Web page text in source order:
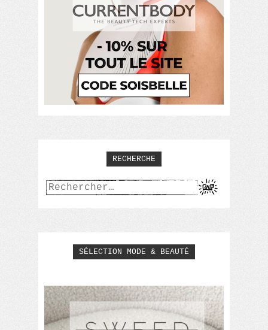
RECHERCHE
Rechercher :
SÉLECTION MODE & BEAUTÉ